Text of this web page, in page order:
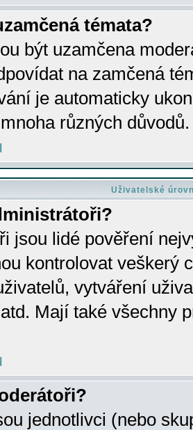
témata?
být uzamčena
na zamčená
je automaticky
různých důvodů.
Uživatelské
jsou lidé pověření
kontrolovat veškerý
vytváření
Mají také všechny
jednotlivci (nebo